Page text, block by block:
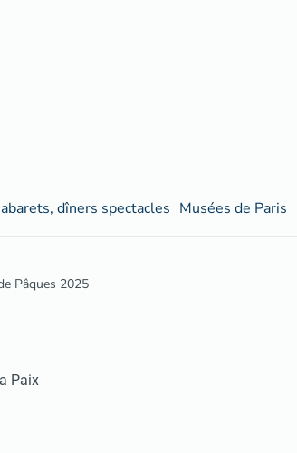
dîners spectacles Musées de Paris
Pâques 2025